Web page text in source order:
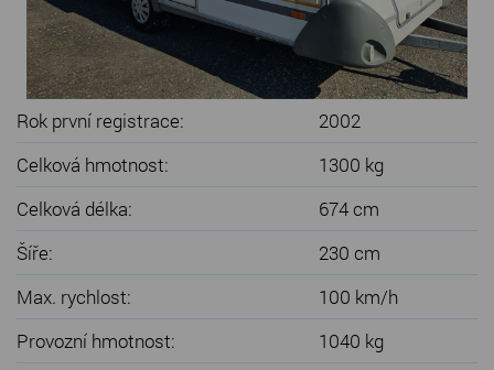
Rok první registrace:
2002
Celková hmotnost:
1300 kg
Celková délka:
674 cm
Šíře:
230 cm
Max. rychlost:
100 km/h
Provozní hmotnost:
1040 kg